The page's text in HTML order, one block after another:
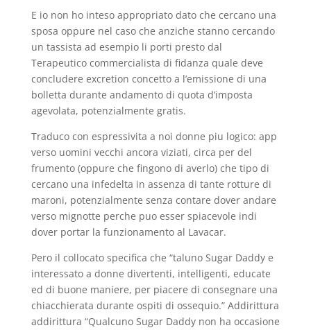
E io non ho inteso appropriato dato che cercano una
sposa oppure nel caso che anziche stanno cercando
un tassista ad esempio li porti presto dal
Terapeutico commercialista di fidanza quale deve
concludere excretion concetto a l’emissione di una
bolletta durante andamento di quota d’imposta
agevolata, potenzialmente gratis.
Traduco con espressivita a noi donne piu logico: app
verso uomini vecchi ancora viziati, circa per del
frumento (oppure che fingono di averlo) che tipo di
cercano una infedelta in assenza di tante rotture di
maroni, potenzialmente senza contare dover andare
verso mignotte perche puo esser spiacevole indi
dover portar la funzionamento al Lavacar.
Pero il collocato specifica che “taluno Sugar Daddy e
interessato a donne divertenti, intelligenti, educate
ed di buone maniere, per piacere di consegnare una
chiacchierata durante ospiti di ossequio.” Addirittura
addirittura “Qualcuno Sugar Daddy non ha occasione